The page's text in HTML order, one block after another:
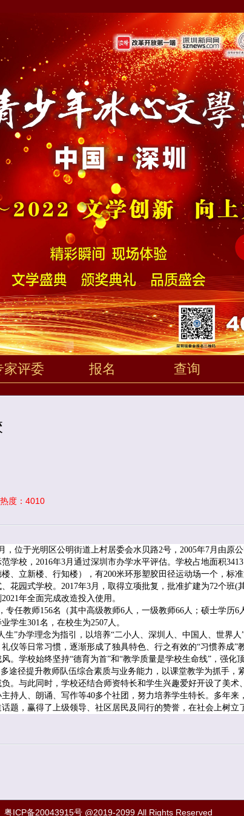
家评委 报名 查询
热度：4010
位于光明区公明街道上村居委会水贝路2号，2005年7月由原
学校，2016年3月通过深圳市办学水平评估。学校占地面积
、立新楼、行知楼），有200米环形塑胶田径运动场一个，标
花园式学校。2017年3月，取得立项批复，批准扩建为72个班(
年全面完成改造投入使用。
任教师156名（其中高级教师6人，一级教师66人；硕士学历6
学生301名，在校生为2507人。
办学理念为指引，以培养“二小人、深圳人、中国人、世界人
仪等日常习惯，逐渐形成了独具特色、行之有效的“习惯养成”
。学校始终坚持“德育为首”和“教学质量是学校生命线”，强化
途径提升教师队伍综合素质与业务能力，以课堂教学为抓手，
。与此同时，学校还结合师资特长和学生兴趣爱好开设了美术
持人、朗诵、写作等40多个社团，努力培养学生特长。多年
题，赢得了上级领导、社区居民及同行的赞誉，在社会上树立
粤ICP备20043915号 @2019-2099 All Rights Reserved